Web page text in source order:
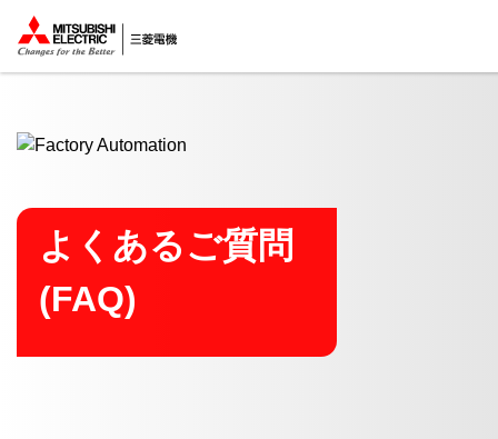
ここから本文
よくあるご質問
(FAQ)